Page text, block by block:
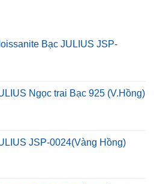
Bạc JULIUS JSP-
Ngọc trai Bạc 925 (V.Hồng)
JSP-0024(Vàng Hồng)